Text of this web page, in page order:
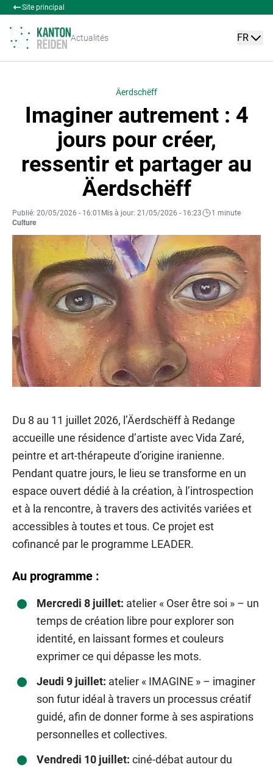
Site principal
Actualités FR
Äerdschëff
Imaginer autrement : 4
jours pour créer,
ressentir et partager au
Äerdschëff
Publié: 20/05/2026 - 16:01 Mis à jour: 21/05/2026 - 16:23
1 minute
Culture
Du 8 au 11 juillet 2026, l’Äerdschëff à Redange
accueille une résidence d’artiste avec Vida Zaré,
peintre et art-thérapeute d’origine iranienne.
Pendant quatre jours, le lieu se transforme en un
espace ouvert dédié à la création, à l’introspection
et à la rencontre, à travers des activités variées et
accessibles à toutes et tous. Ce projet est
cofinancé par le programme LEADER.
Au programme :
Mercredi 8 juillet: atelier « Oser être soi » – un
temps de création libre pour explorer son
identité, en laissant formes et couleurs
exprimer ce qui dépasse les mots.
Jeudi 9 juillet: atelier « IMAGINE » – imaginer
son futur idéal à travers un processus créatif
guidé, afin de donner forme à ses aspirations
personnelles et collectives.
Vendredi 10 juillet: ciné-débat autour du